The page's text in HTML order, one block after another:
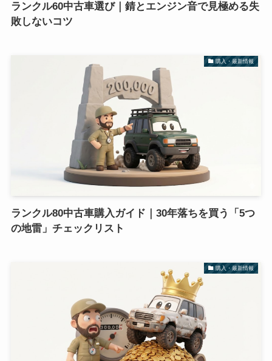
ランクル60中古車選び｜錆とエンジン音で見極める失
敗しないコツ
購入・最新情報
ランクル80中古車購入ガイド｜30年落ちを買う「5つ
の地雷」チェックリスト
購入・最新情報